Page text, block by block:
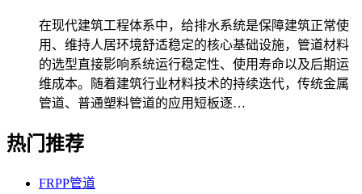
在现代建筑工程体系中，给排水系统是保障建筑正常使
用、维持人居环境舒适稳定的核心基础设施，管道材料
的选型直接影响系统运行稳定性、使用寿命以及后期运
维成本。随着建筑行业材料技术的持续迭代，传统金属
管道、普通塑料管道的应用短板逐…
热门推荐
FRPP管道